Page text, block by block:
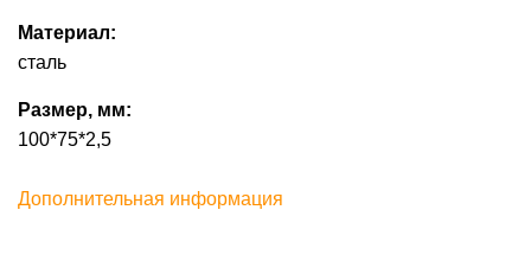
Материал:
сталь
Размер, мм:
100*75*2,5
Дополнительная информация